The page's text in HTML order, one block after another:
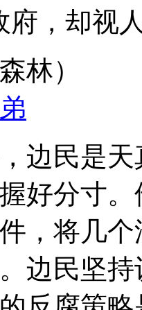
府，却视
林）
边民是
好分寸
，将几
边民坚